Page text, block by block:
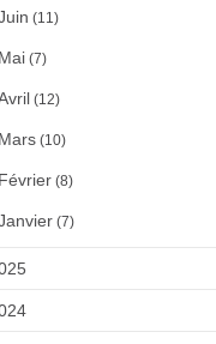
(11)
Mai (7)
(12)
Mars (10)
Février (8)
(7)